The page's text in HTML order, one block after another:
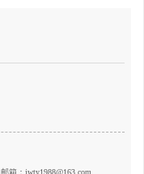
邮箱：jwty1988@163.com